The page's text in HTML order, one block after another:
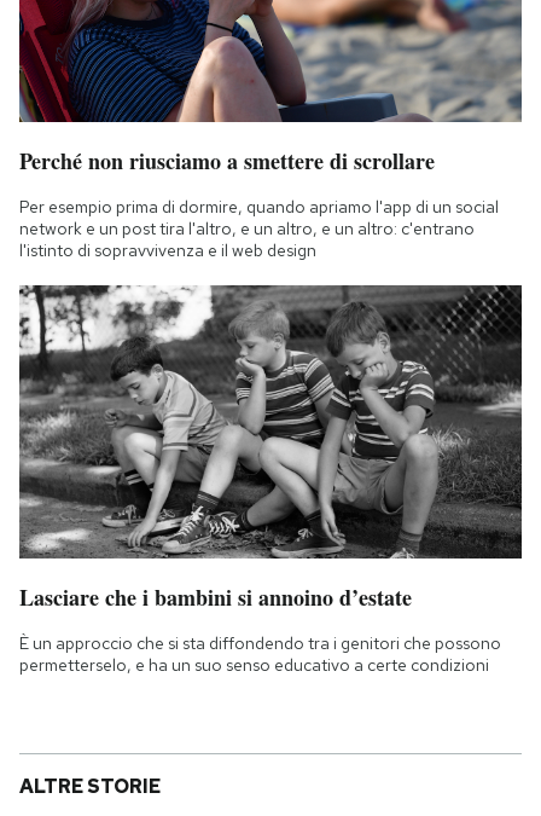
Perché non riusciamo a smettere di scrollare
Per esempio prima di dormire, quando apriamo l'app di un social
network e un post tira l'altro, e un altro, e un altro: c'entrano
l'istinto di sopravvivenza e il web design
Lasciare che i bambini si annoino d’estate
È un approccio che si sta diffondendo tra i genitori che possono
permetterselo, e ha un suo senso educativo a certe condizioni
ALTRE STORIE